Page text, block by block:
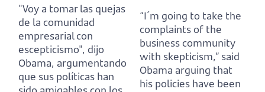
"Voy a tomar las quejas
de la comunidad
empresarial con
escepticismo", dijo
Obama, argumentando
que sus políticas han
“I´m going to take the
complaints of the
business community
with skepticism,” said
Obama arguing that
his policies have been